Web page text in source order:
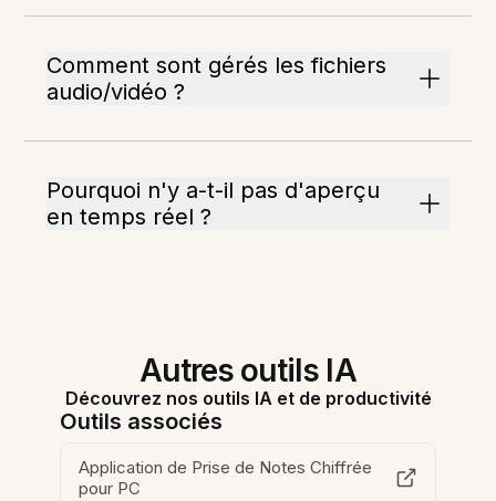
Comment sont gérés les fichiers
audio/vidéo ?
Pourquoi n'y a-t-il pas d'aperçu
en temps réel ?
Autres outils IA
Découvrez nos outils IA et de productivité
Outils associés
Application de Prise de Notes Chiffrée
pour PC